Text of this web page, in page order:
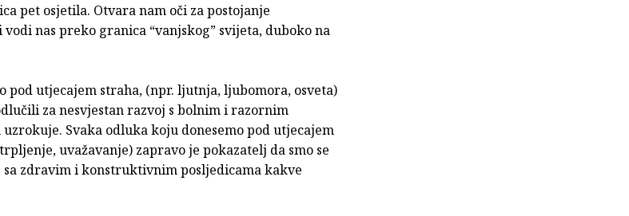
pet osjetila. Otvara nam oči za postojanje
nas preko granica “vanjskog” svijeta, duboko na
pod utjecajem straha, (npr. ljutnja, ljubomora, osveta)
za nesvjestan razvoj s bolnim i razornim
Svaka odluka koju donesemo pod utjecajem
uvažavanje) zapravo je pokazatelj da smo se
sa zdravim i konstruktivnim posljedicama kakve